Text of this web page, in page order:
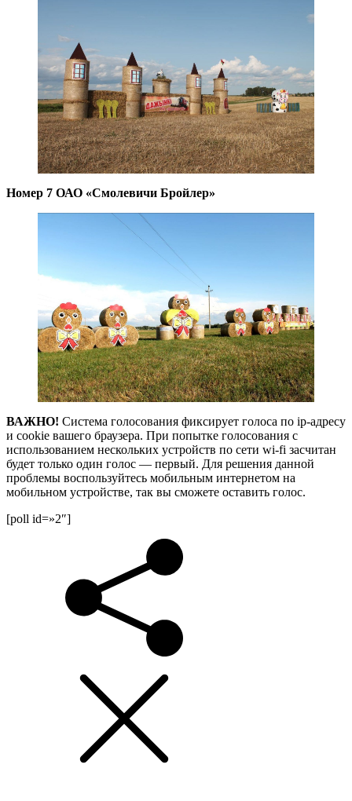
Номер 7 ОАО «Смолевичи Бройлер»
ВАЖНО! Система голосования фиксирует голоса по ip-адресу
и cookie вашего браузера. При попытке голосования с
использованием нескольких устройств по сети wi-fi засчитан
будет только один голос — первый. Для решения данной
проблемы воспользуйтесь мобильным интернетом на
мобильном устройстве, так вы сможете оставить голос.
[poll id=»2″]